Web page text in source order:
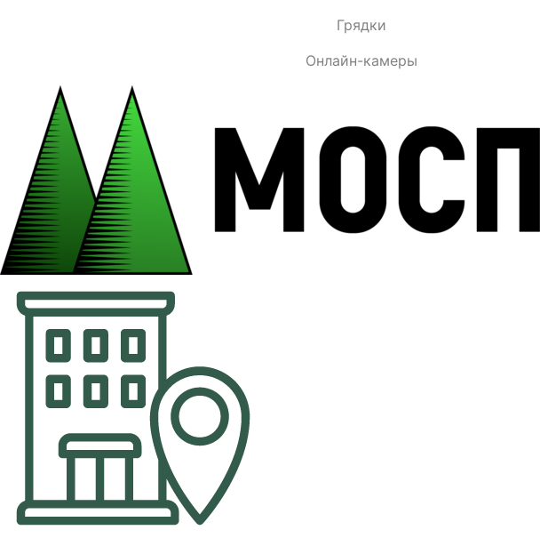
Грядки
Онлайн-камеры